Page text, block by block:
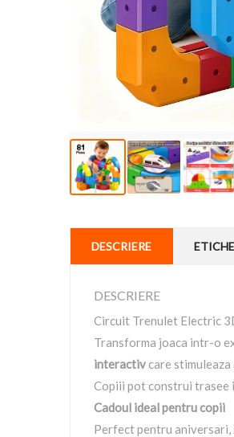
DESCRIERE
DESCRIERE
Circuit Trenulet Electric
Transforma joaca intr-o
interactiv care
Copiii pot construi trasee
Cadoul ideal pentru copii
Perfect pentru aniversari,